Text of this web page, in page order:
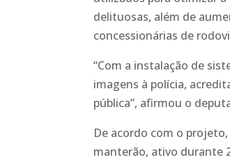
delituosas, além de
concessionárias de
“Com a instalação de
imagens à polícia,
pública”, afirmou o
De acordo com o
manterão, ativo durante